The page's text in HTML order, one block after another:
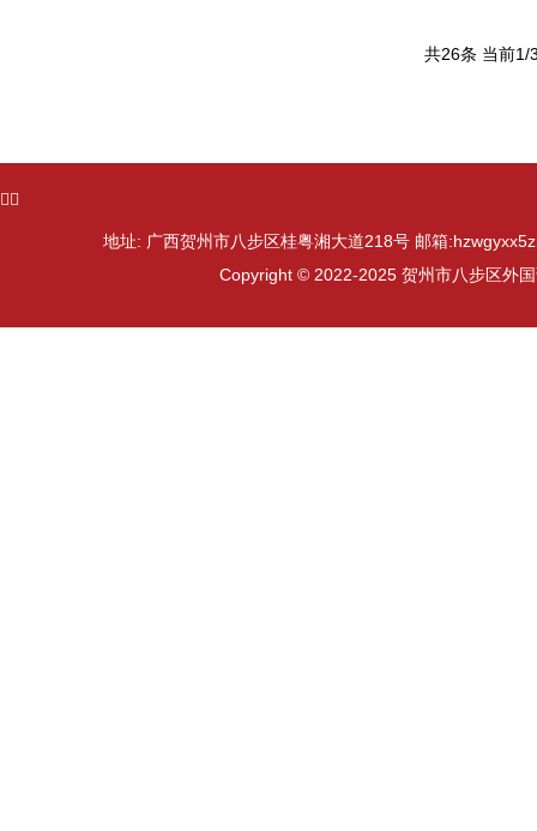
共26条 当前1/
ᅟᅠ
地址: 广西贺州市八步区桂粤湘大道218号 邮箱
Copyright © 2022-2025 贺州市八步区外